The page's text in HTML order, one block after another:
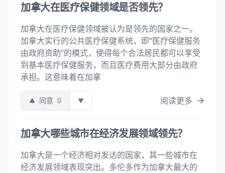
加拿大在医疗保健领域是否领先？
加拿大在医疗保健领域被认为是领先的国家之一。
加拿大实行的公共医疗保健系统，即“医疗保健服务
由政府资助”的模式，使得每个合法居民都可以享受
到基本医疗保健服务，而且医疗费用大部分由政府
承担。这意味着在加拿
同意 0 阅读更多
加拿大哪些城市在经济发展领域领先？
加拿大是一个经济相对发达的国家，其一些城市在
经济发展领域表现突出。多伦多作为加拿大最大的